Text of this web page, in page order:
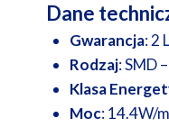
Dane
Gwarancja: 2
Rodzaj: SMD
Klasa
Moc: 14.4W/